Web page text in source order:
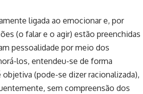
ligada ao emocionar e, por
(o falar e o agir) estão preenchidas
pessoalidade por meio dos
los, entendeu-se de forma
(pode-se dizer racionalizada),
sem compreensão dos